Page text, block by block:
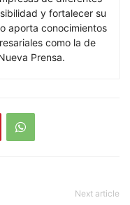
y fortalecer su
aporta conocimientos
como la de
Prensa.
Next article